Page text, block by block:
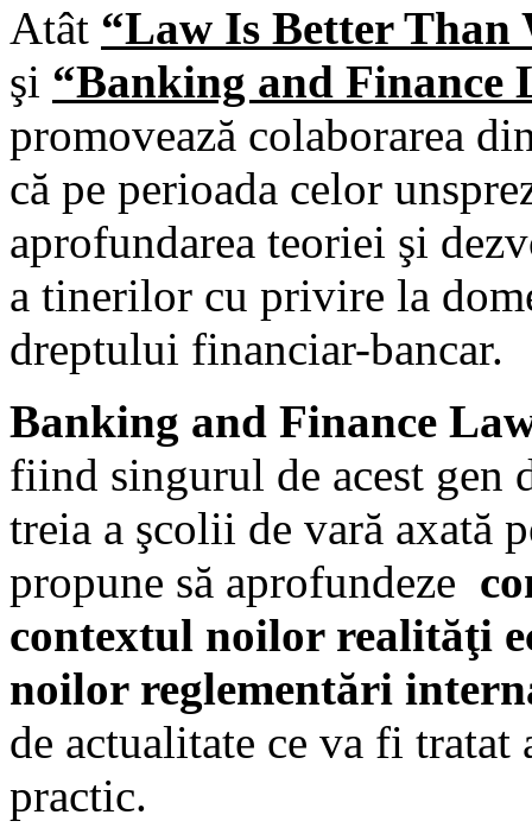
Atât “Law Is Better
şi “Banking and Finance
promovează colaborarea
că pe perioada celor
aprofundarea teoriei şi
a tinerilor cu privire la
dreptului financiar-bancar.
Banking and Finance
fiind singurul de acest gen
treia a şcolii de vară axată
propune să aprofundeze
contextul noilor realităţi
noilor reglementări
de actualitate ce va fi tratat
practic.